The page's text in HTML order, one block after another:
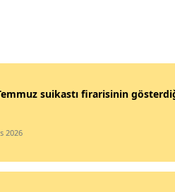
suikastı firarisinin
2026